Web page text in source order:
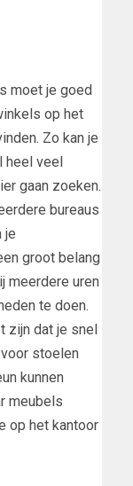
moet je goed
op het
Zo kan je
heel veel
gaan zoeken.
bureaus
je
groot belang
meerdere uren
te doen.
zijn dat je snel
stoelen
kunnen
meubels
op het kantoor